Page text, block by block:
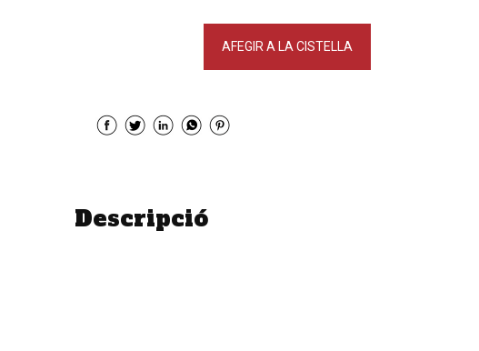
AFEGIR A LA CISTELLA
Descripció